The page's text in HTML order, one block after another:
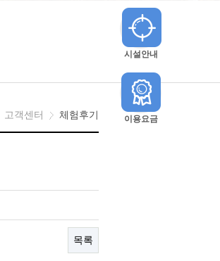
고객센터 체험후기
목록
시설안내
이용요금